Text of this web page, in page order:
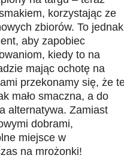
korzystając ze
zbiorów. To jednak
aby zapobiec
kiedy to na
mając ochotę na
przekonamy się, że
mało smaczna, a do
alternatywa. Zamiast
dobrami,
miejsce w
na mrożonki!